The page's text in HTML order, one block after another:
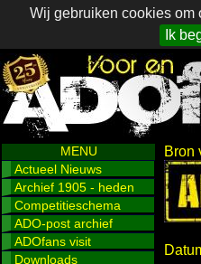
Wij gebruiken cookies om
Ik
MENU
Actueel Nieuws
Archief 1905 - heden
Competitieschema
ADO-post archief
ADOfans visit
Downloads
Bron